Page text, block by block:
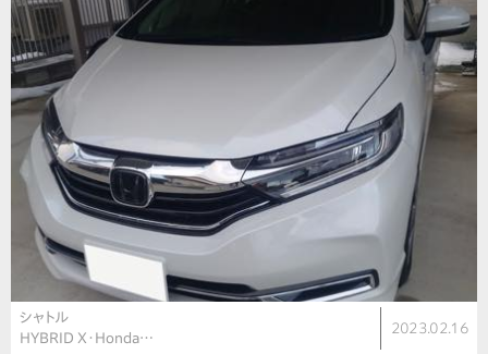
シャトル
HYBRID X・Honda…
2023.02.16